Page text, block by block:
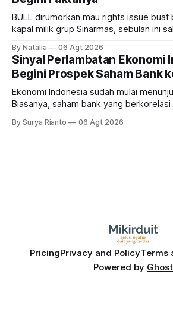
BULL dirumorkan mau rights issue
kapal milik grup Sinarmas, sebulan ini
masih menarik dilirik?
By Natalia 06 Agt 2026
Sinyal Perlambatan Ekonomi
Begini Prospek Saham Bank
Ekonomi Indonesia sudah mulai
Biasanya, saham bank yang
bank ke depannya?
By Surya Rianto 06 Agt 2026
PricingPrivacy and PolicyTerms
Powered by Ghost